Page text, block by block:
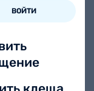
ВОЙТИ